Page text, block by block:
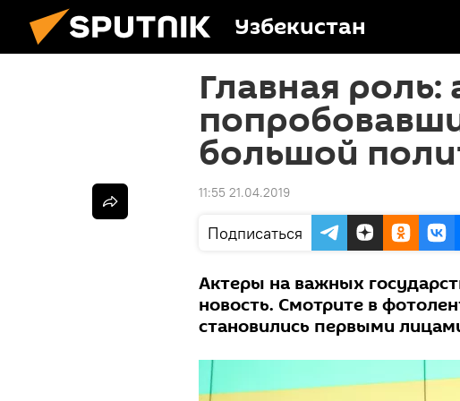
Узбекистан
Главная роль:
большой
11:55 21.04.2019
Подписаться
Актеры на важных
новость. Смотрите в
становились первыми